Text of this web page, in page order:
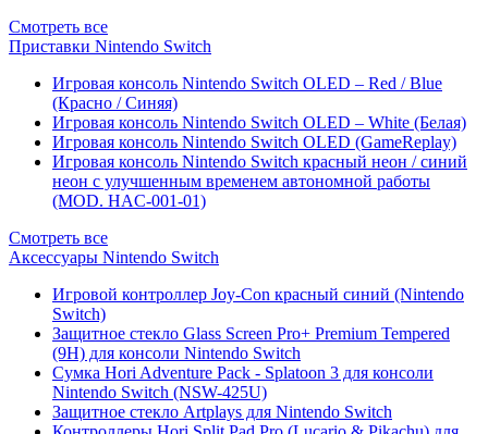
Смотреть все
Приставки Nintendo Switch
Игровая консоль Nintendo Switch OLED – Red / Blue
(Красно / Синяя)
Игровая консоль Nintendo Switch OLED – White (Белая)
Игровая консоль Nintendo Switch OLED (GameReplay)
Игровая консоль Nintendo Switch красный неон / синий
неон с улучшенным временем автономной работы
(MOD. HAC-001-01)
Смотреть все
Аксессуары Nintendo Switch
Игровой контроллер Joy-Con красный синий (Nintendo
Switch)
Защитное стекло Glass Screen Pro+ Premium Tempered
(9H) для консоли Nintendo Switch
Сумка Hori Adventure Pack - Splatoon 3 для консоли
Nintendo Switch (NSW-425U)
Защитное стекло Artplays для Nintendo Switch